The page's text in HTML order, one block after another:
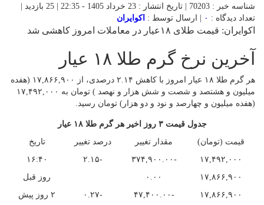
شناسه خبر : 70203 | تاریخ انتشار : 23 خرداد 1405 - 22:35 | 25 بازدید |
تعداد دیدگاه : ۰ | ارسال توسط : اکوایران
اکوایران: قیمت طلای ۱۸عیار در معاملات امروز کاهشی شد
آخرین نرخ گرم طلا ۱۸ عیار
هر گرم طلا ۱۸ عیار امروز با کاهش ۲.۱۴ درصدی، از ۱۷,۸۶۶,۹۰۰ (هفده
میلیون و هشتصد و شصت و شش هزار و نهصد ) تومان به ۱۷,۴۹۲,۰۰۰
(هفده میلیون و چهارصد و نود و دو هزار) تومان رسید.
جدول قیمت ۳ روز اخیر هر گرم طلا ۱۸ عیار
قیمت (تومان)
مقدار تغییر درصد تغییر
تاریخ
۱۷,۴۹۲,۰۰۰
-۳۷۴,۹۰۰.۰۰ -۲.۱۵
۱۶:۴۰
۱۷,۸۶۶,۹۰۰
۰.۰۰
روز قبل
۱۷,۸۶۶,۹۰۰
-۴۷,۴۰۰.۰۰ -۰.۲۷ ۲ روز پیش